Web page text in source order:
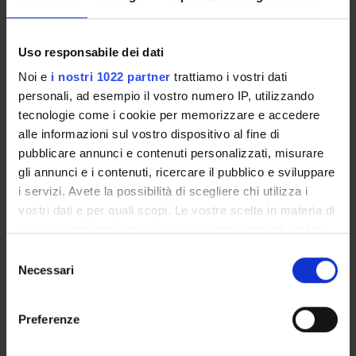
Uso responsabile dei dati
Noi e i nostri 1022 partner trattiamo i vostri dati
personali, ad esempio il vostro numero IP, utilizzando
tecnologie come i cookie per memorizzare e accedere
alle informazioni sul vostro dispositivo al fine di
pubblicare annunci e contenuti personalizzati, misurare
gli annunci e i contenuti, ricercare il pubblico e sviluppare
i servizi. Avete la possibilità di scegliere chi utilizza i
vostri dati e per quali scopi. Le vostre scelte in materia di
modificare o revocare il proprio consenso in qualsiasi
momento dalla Dichiarazione sui cookie o facendo clic
delNecessari
Preferenze
ORGANIZZAZIONE
GOVERNANCE